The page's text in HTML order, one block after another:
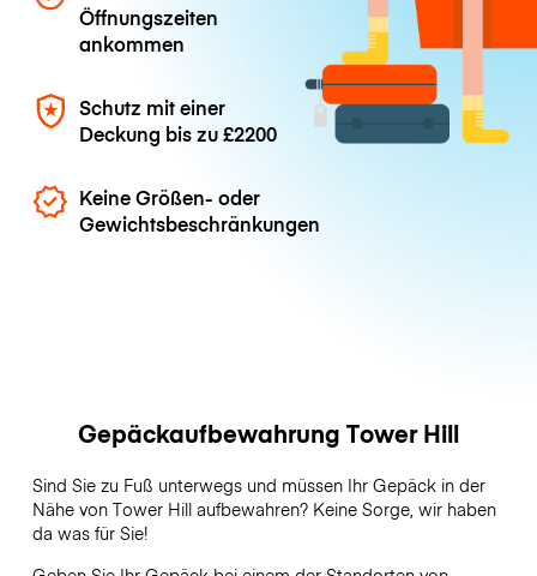
Öffnungszeiten
ankommen
Schutz mit einer
Deckung bis zu£2200
Keine Größen- oder
Gewichtsbeschränkungen
Gepäckaufbewahrung Tower Hill
Sind Sie zu Fuß unterwegs und müssen Ihr Gepäck in der
Nähe von Tower Hill aufbewahren? Keine Sorge, wir haben
da was für Sie!